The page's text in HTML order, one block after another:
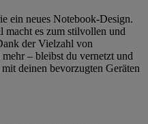
ein neues Notebook-Design.
macht es zum stilvollen und
der Vielzahl von
– bleibst du vernetzt und
deinen bevorzugten Geräten